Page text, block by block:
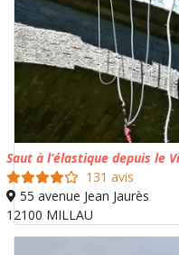
Saut à l’élastique depuis le
131 avis
55 avenue Jean Jaurès
12100 MILLAU